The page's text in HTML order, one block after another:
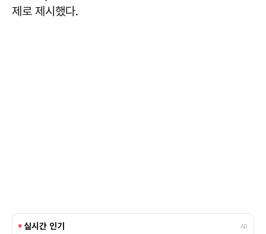
제로 제시했다.